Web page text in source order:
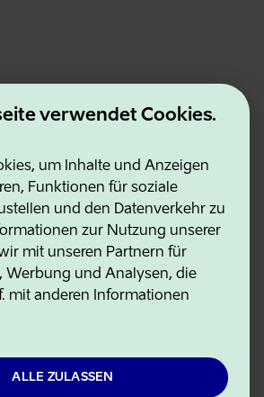
verwendet Cookies.
um Inhalte und Anzeigen
Funktionen für soziale
und den Datenverkehr zu
zur Nutzung unserer
mit unseren Partnern für
Werbung und Analysen, die
mit anderen Informationen
ALLE ZULASSEN
Innovation Agency